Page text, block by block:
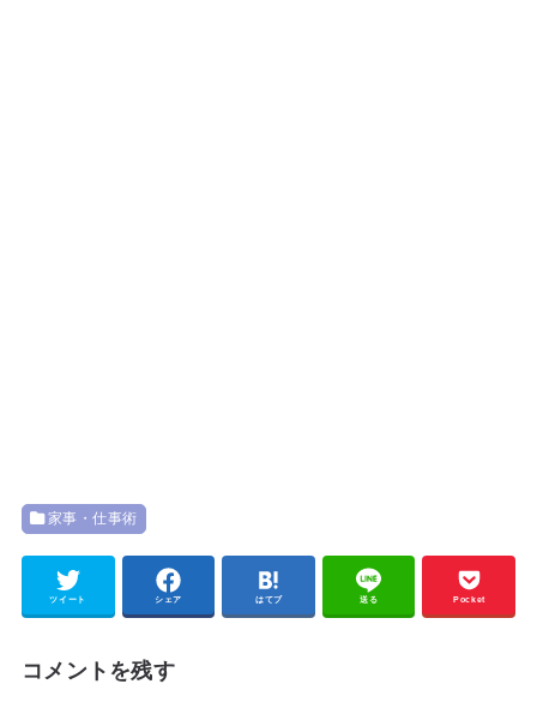
家事・仕事術
ツイート シェア はてブ 送る Pocket
コメントを残す